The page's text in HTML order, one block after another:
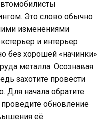
Это слово обычно
изменениями
и интерьер
без хорошей «начинки»
металла. Осознавая
захотите провести
Для начала обратите
обновление
её